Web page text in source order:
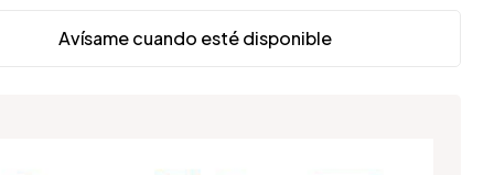
Avísame cuando esté disponible